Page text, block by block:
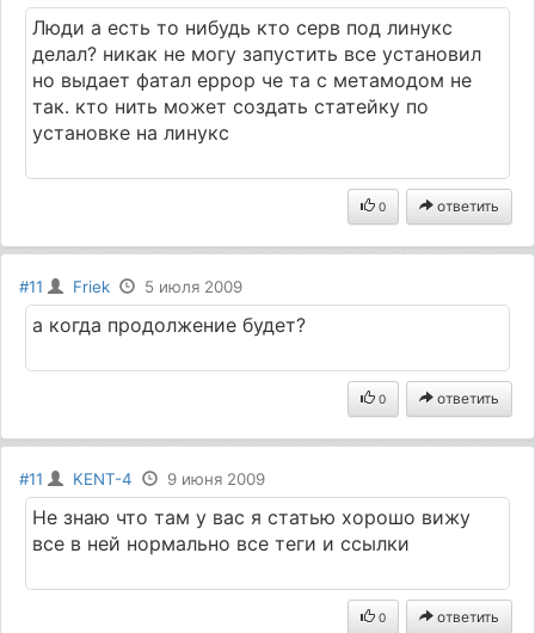
Люди а есть то нибудь кто серв под линукс
делал? никак не могу запустить все установил
но выдает фатал еррор че та с метамодом не
так. кто нить может создать статейку по
установке на линукс
0 ответить
#11 Friek 5 июля 2009
а когда продолжение будет?
0 ответить
#11 KENT-4 9 июня 2009
Не знаю что там у вас я статью хорошо вижу
все в ней нормально все теги и ссылки
0 ответить